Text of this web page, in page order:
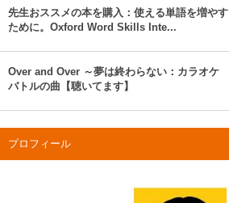
先生おススメの本を購入：使える単語を増やす
ために。Oxford Word Skills Inte...
Over and Over ～夢は終わらない：カラオケ
バトルの曲【聴いてます】
プロフィール